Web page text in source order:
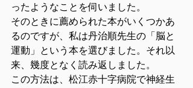
ったようなことを伺いました。
そのときに薦められた本がいくつかあ
るのですが、私は丹治順先生の「脳と
運動」という本を選びました。それ以
来、幾度となく読み返しました。
この方法は、松江赤十字病院で神経生